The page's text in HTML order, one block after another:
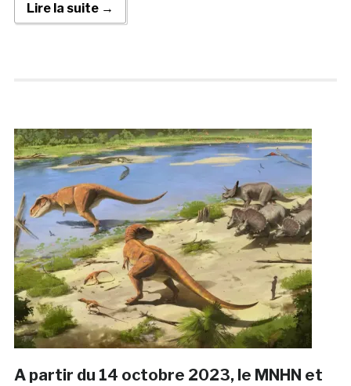
Lire la suite →
A partir du 14 octobre 2023, le MNHN et